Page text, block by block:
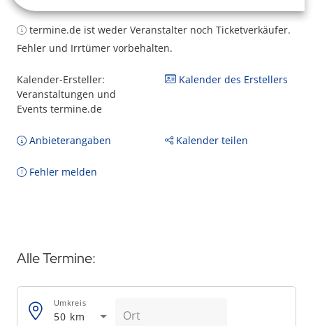
termine.de ist weder Veranstalter noch Ticketverkäufer.
Fehler und Irrtümer vorbehalten.
Kalender-Ersteller:
Veranstaltungen und
Events termine.de
Kalender des Erstellers
Anbieterangaben Kalender teilen
Fehler melden
Alle Termine:
50 km
Umkreis